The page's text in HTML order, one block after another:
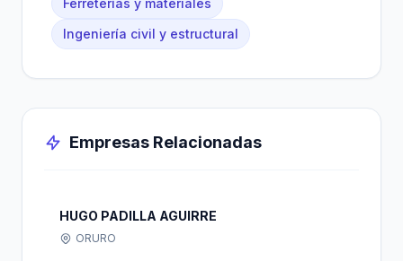
Ferreterías y materiales
Ingeniería civil y estructural
Empresas Relacionadas
HUGO PADILLA AGUIRRE
ORURO